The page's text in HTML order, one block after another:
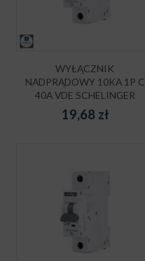
WYŁĄCZNIK
NADPRĄDOWY 10KA 1P C
40A VDE SCHELINGER
19,68 zł